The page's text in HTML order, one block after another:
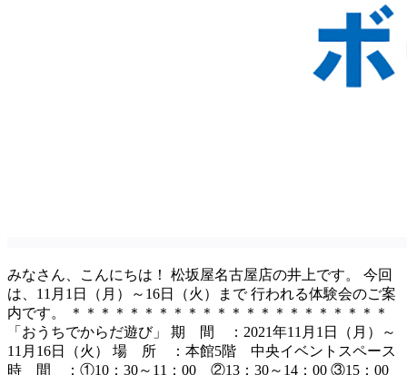
みなさん、こんにちは！ 松坂屋名古屋店の井上です。 今回
は、11月1日（月）～16日（火）まで 行われる体験会のご案
内です。 ＊＊＊＊＊＊＊＊＊＊＊＊＊＊＊＊＊＊＊＊＊＊
「おうちでからだ遊び」 期 間 ：2021年11月1日（月）～
11月16日（火） 場 所 ：本館5階 中央イベントスペース
時 間 ：①10：30～11：00 ②13：30～14：00 ③15：00